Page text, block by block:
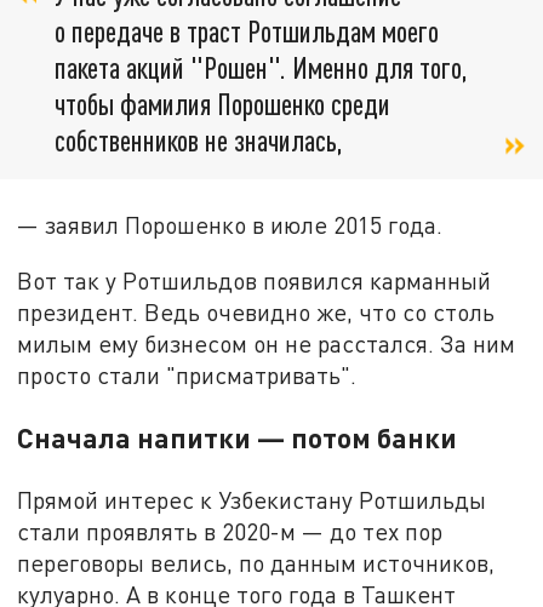
о передаче в траст Ротшильдам моего
пакета акций "Рошен". Именно для того,
чтобы фамилия Порошенко среди
собственников не значилась,
— заявил Порошенко в июле 2015 года.
Вот так у Ротшильдов появился карманный
президент. Ведь очевидно же, что со столь
милым ему бизнесом он не расстался. За ним
просто стали "присматривать".
Сначала напитки — потом банки
Прямой интерес к Узбекистану Ротшильды
стали проявлять в 2020-м — до тех пор
переговоры велись, по данным источников,
кулуарно. А в конце того года в Ташкент